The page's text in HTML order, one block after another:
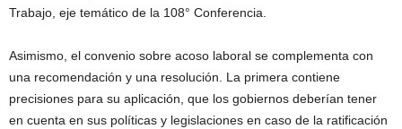
Trabajo, eje temático de la 108° Conferencia.
Asimismo, el convenio sobre acoso laboral se complementa con
una recomendación y una resolución. La primera contiene
precisiones para su aplicación, que los gobiernos deberían tener
en cuenta en sus políticas y legislaciones en caso de la ratificación